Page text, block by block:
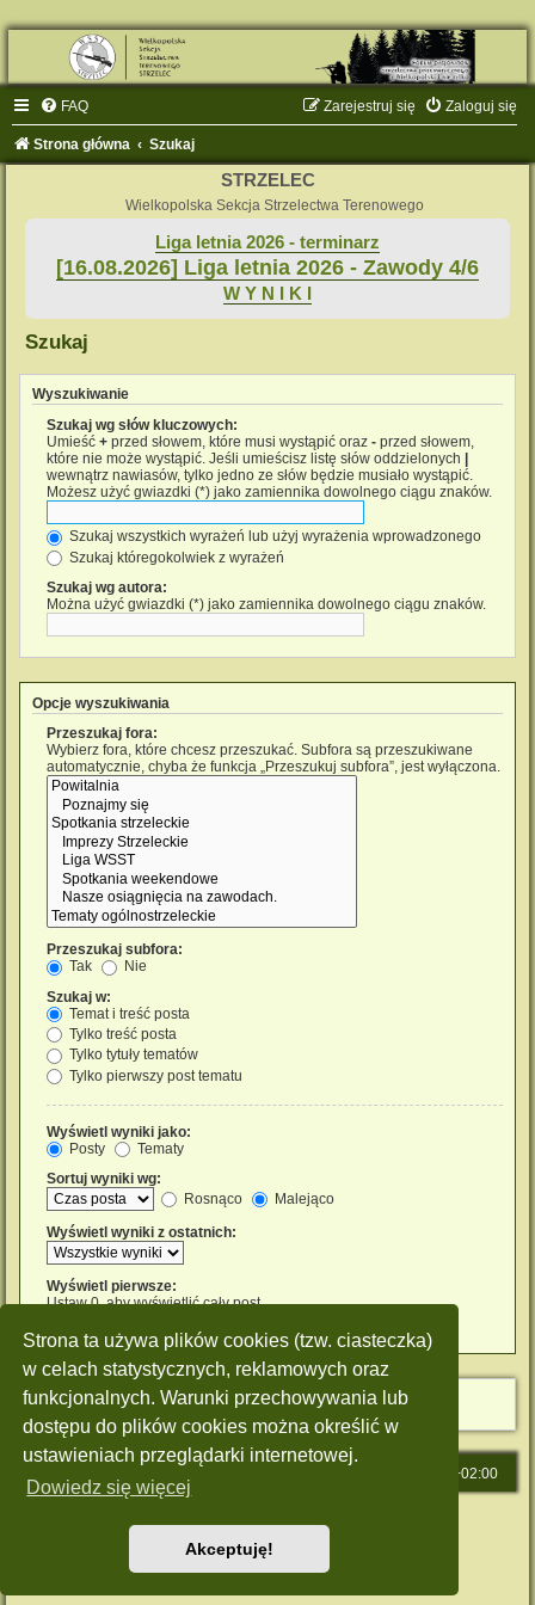
Strona ta używa plików cookies (tzw. ciasteczka)
w celach statystycznych, reklamowych oraz
funkcjonalnych. Warunki przechowywania lub
dostępu do plików cookies można określić w
ustawieniach przeglądarki internetowej.
Dowiedz się więcej
Akceptuję!
FAQ Zaloguj się
Zarejestruj się
Strona główna Szukaj
STRZELEC
Wielkopolska Sekcja Strzelectwa Terenowego
Liga letnia 2026 - terminarz
[16.08.2026] Liga letnia 2026 - Zawody 4/6
W Y N I K I
Szukaj
Wyszukiwanie
Szukaj wg słów kluczowych:
Umieść + przed słowem, które musi wystąpić oraz - przed słowem,
które nie może wystąpić. Jeśli umieścisz listę słów oddzielonych
wewnątrz nawiasów, tylko jedno ze słów będzie musiało wystąpić.
Możesz użyć gwiazdki (*) jako zamiennika dowolnego ciągu znaków.
Szukaj wszystkich wyrażeń lub użyj wyrażenia wprowadzonego
Szukaj któregokolwiek z wyrażeń
Szukaj wg autora:
Można użyć gwiazdki (*) jako zamiennika dowolnego ciągu znaków.
Opcje wyszukiwania
Przeszukaj fora:
Wybierz fora, które chcesz przeszukać. Subfora są przeszukiwane
automatycznie, chyba że funkcja „Przeszukuj subfora”, jest wyłączona.
Przeszukaj subfora:
Tak
Nie
Szukaj w:
Temat i treść posta
Tylko treść posta
Tylko tytuły tematów
Tylko pierwszy post tematu
Wyświetl wyniki jako:
Posty
Tematy
Sortuj wyniki wg:
Rosnąco
Malejąco
Wyświetl wyniki z ostatnich:
Wyświetl pierwsze:
Ustaw 0, aby wyświetlić cały post.
UTC+02:00
Style: Green-Style by Joyce&LunaphpBB-Style-Design
Zasady ochrony danych osobowych |Regulamin